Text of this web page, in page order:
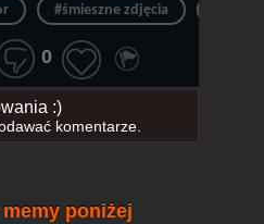
#śmieszne zdjęcia
0
:)
komentarze.
poniżej